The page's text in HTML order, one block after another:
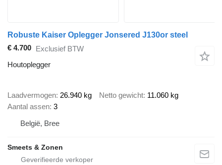
Robuste Kaiser Oplegger Jonsered J130or steel
€ 4.700 Exclusief BTW
Houtoplegger
Laadvermogen 26.940 kg Netto gewicht 11.060 kg
Aantal assen 3
België, Bree
Smeets & Zonen